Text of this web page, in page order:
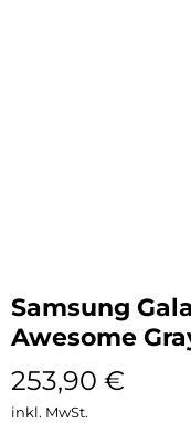
Samsung
Awesome
253,90 €
inkl. MwSt.